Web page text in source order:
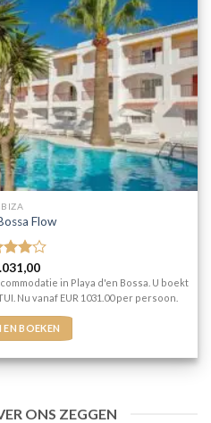
IBIZA
Flow
5
in Playa d'en Bossa. U boekt
Nu vanaf EUR 1031.00 per persoon.
EN BOEKEN
ONS ZEGGEN